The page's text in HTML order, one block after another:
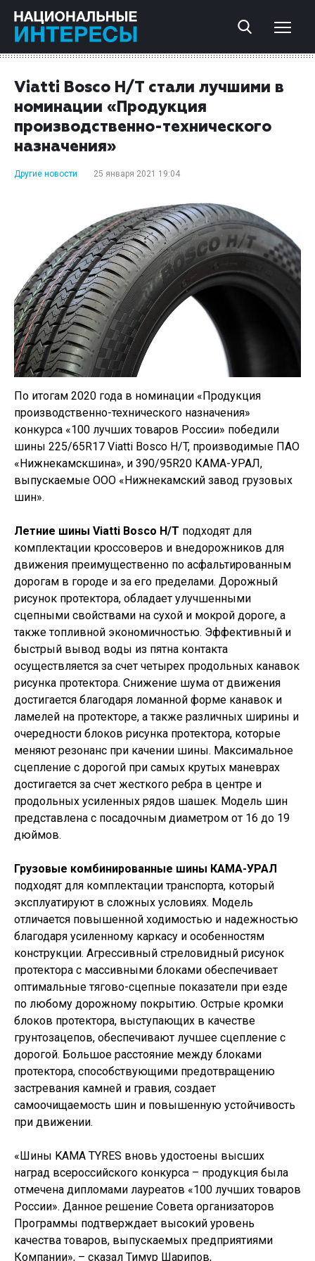
Viatti Bosco H/T стали лучшими в
номинации «Продукция
производственно-технического
назначения»
Другие новости 25 января 2021 19:04
По итогам 2020 года в номинации «Продукция
производственно-технического назначения»
конкурса «100 лучших товаров России» победили
шины 225/65R17 Viatti Bosco H/T, производимые ПАО
«Нижнекамскшина», и 390/95R20 КАМА-УРАЛ,
выпускаемые ООО «Нижнекамский завод грузовых
шин».
Летние шины Viatti Bosco H/T подходят для
комплектации кроссоверов и внедорожников для
движения преимущественно по асфальтированным
дорогам в городе и за его пределами. Дорожный
рисунок протектора, обладает улучшенными
сцепными свойствами на сухой и мокрой дороге, а
также топливной экономичностью. Эффективный и
быстрый вывод воды из пятна контакта
осуществляется за счет четырех продольных канавок
рисунка протектора. Снижение шума от движения
достигается благодаря ломанной форме канавок и
ламелей на протекторе, а также различных ширины и
очередности блоков рисунка протектора, которые
меняют резонанс при качении шины. Максимальное
сцепление с дорогой при самых крутых маневрах
достигается за счет жесткого ребра в центре и
продольных усиленных рядов шашек. Модель шин
представлена с посадочным диаметром от 16 до 19
дюймов.
Грузовые комбинированные шины КАМА-УРАЛ
подходят для комплектации транспорта, который
эксплуатируют в сложных условиях. Модель
отличается повышенной ходимостью и надежностью
благодаря усиленному каркасу и особенностям
конструкции. Агрессивный стреловидный рисунок
протектора с массивными блоками обеспечивает
оптимальные тягово-сцепные показатели при езде
по любому дорожному покрытию. Острые кромки
блоков протектора, выступающих в качестве
грунтозацепов, обеспечивают лучшее сцепление с
дорогой. Большое расстояние между блоками
протектора, способствующими предотвращению
застревания камней и гравия, создает
самоочищаемость шин и повышенную устойчивость
при движении.
«Шины KAMA TYRES вновь удостоены высших
наград всероссийского конкурса – продукция была
отмечена дипломами лауреатов «100 лучших товаров
России». Данное решение Совета организаторов
Программы подтверждает высокий уровень
качества товаров, выпускаемых предприятиями
Компании», – сказал Тимур Шарипов,